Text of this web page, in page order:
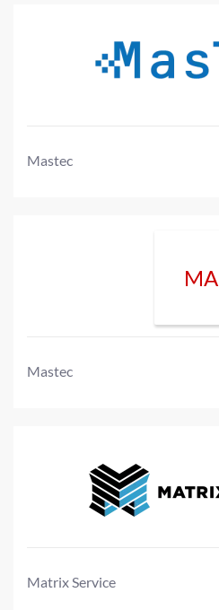
Mastec
MA
Mastec
Matrix Service